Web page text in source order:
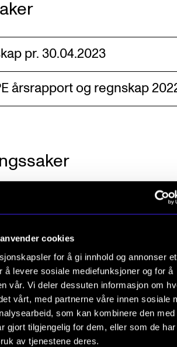
cookies
for å gi innhold og annonser et
å levere sosiale mediefunksjoner og for å
vår. Vi deler dessuten informasjon om
vårt, med partnerne våre innen sosiale
som kan kombinere den med
gjort tilgjengelig for dem, eller som de
av tjenestene deres.
pr. 30.04.2023
årsrapport og regnskap
you were looking for?